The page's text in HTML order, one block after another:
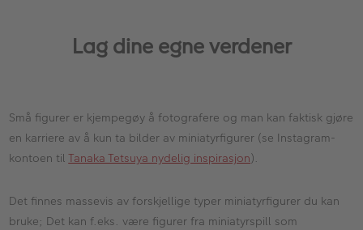
Lag dine egne verdener
Små figurer er kjempegøy å fotografere og man kan faktisk gjøre
en karriere av å kun ta bilder av miniatyrfigurer (se Instagram-
kontoen tilTanaka Tetsuya nydelig inspirasjon).
Det finnes massevis av forskjellige typer miniatyrfigurer du kan
bruke; Det kan f.eks. være figurer fra miniatyrspill som